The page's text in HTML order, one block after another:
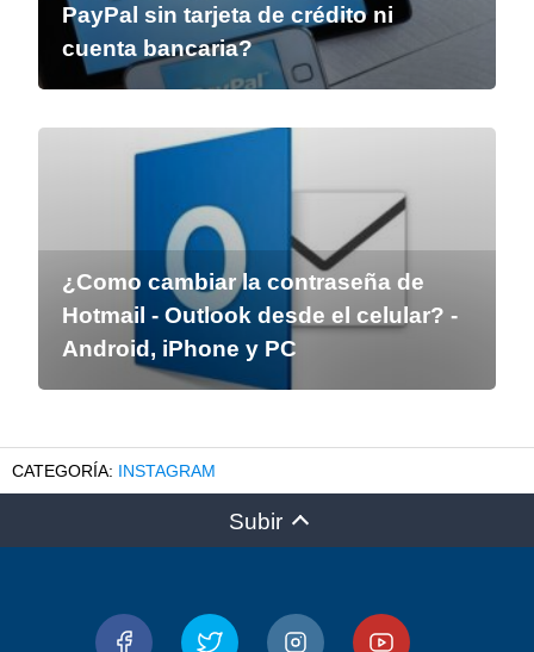
PayPal sin tarjeta de crédito ni
cuenta bancaria?
¿Como cambiar la contraseña de
Hotmail - Outlook desde el celular? -
Android, iPhone y PC
INSTAGRAM
Subir